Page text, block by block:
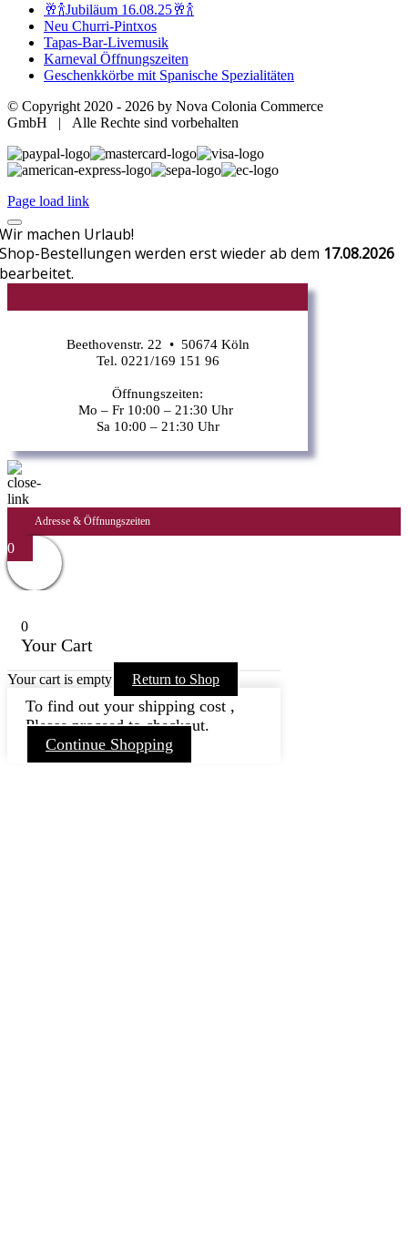
🥂🍾Jubiläum 16.08.25🥂🍾
Neu Churri-Pintxos
Tapas-Bar-Livemusik
Karneval Öffnungszeiten
Geschenkkörbe mit Spanische Spezialitäten
© Copyright 2020 - 2026 by Nova Colonia Commerce
GmbH | Alle Rechte sind vorbehalten
Page load link
Wir machen Urlaub!
Shop-Bestellungen werden erst wieder ab dem 17.08.2026
bearbeitet.
Beethovenstr. 22 • 50674 Köln
Tel. 0221/169 151 96
Öffnungszeiten:
Mo – Fr 10:00 – 21:30 Uhr
Sa 10:00 – 21:30 Uhr
Adresse & Öffnungszeiten
0
0
Your Cart
Your cart is empty Return to Shop
To find out your shipping cost ,
Please proceed to checkout.
Continue Shopping